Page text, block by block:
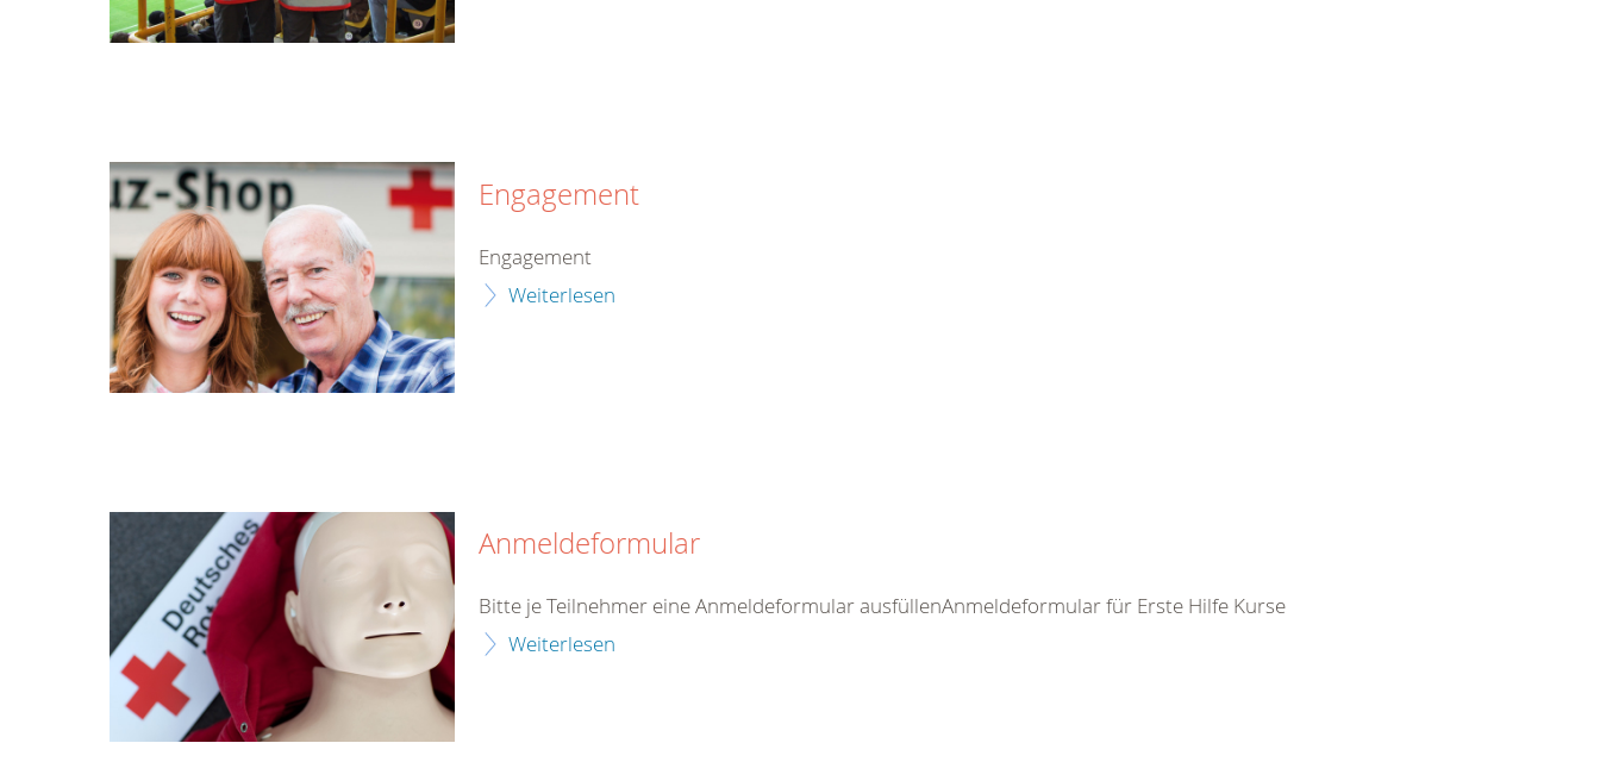
Engagement
Engagement
Weiterlesen
Anmeldeformular
Bitte je Teilnehmer eine Anmeldeformular ausfüllenAnmeldeformular für Erste Hilfe Kurse
Weiterlesen